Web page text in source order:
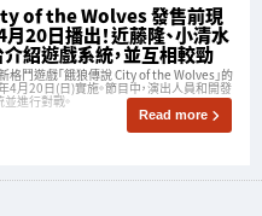
of the Wolves 發售前現
月20日播出！近藤隆、小清水
紹遊戲系統，並互相較勁
格鬥遊戲「餓狼傳說 City of the Wolves」的
月20日(日)實施。節目中，演出人員和開發
進行對戰。
Read more